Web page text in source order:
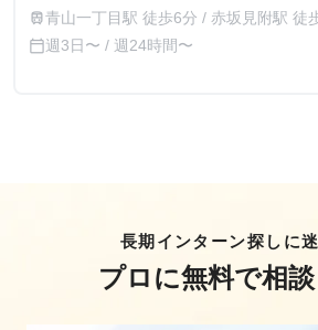
train青山一丁目駅 徒歩6分 / 赤坂見附駅 徒
calendar_today週3日〜 / 週24時間〜
長期インターン探しに
プロに無料で相